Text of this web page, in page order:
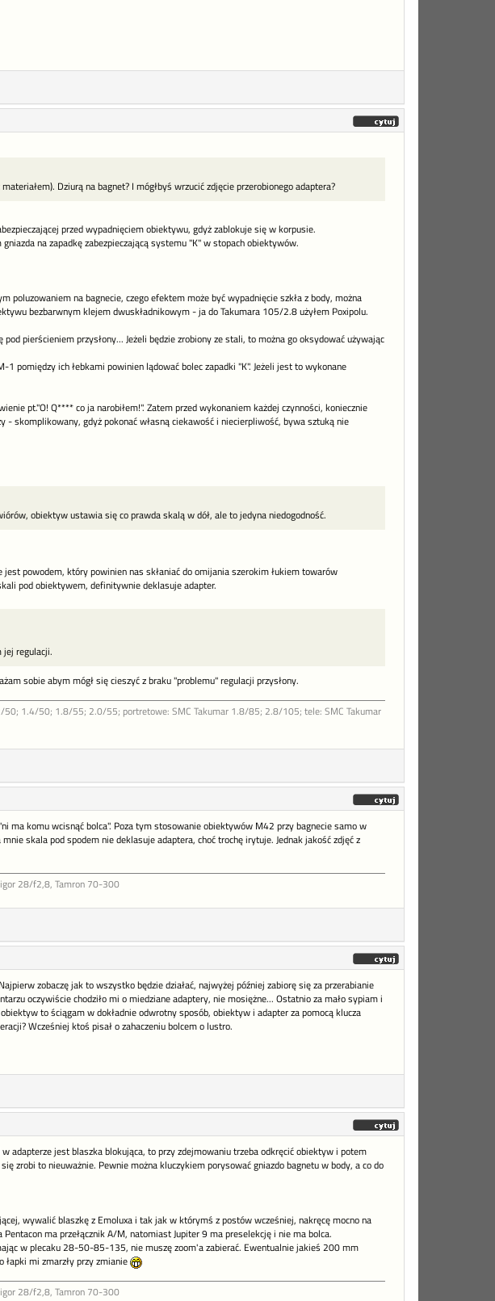
Dziurą na bagnet? I mógłbyś wrzucić zdjęcie przerobionego adaptera?
przed wypadnięciem obiektywu, gdyż zablokuje się w korpusie.
na zapadkę zabezpieczającą systemu "K" w stopach obiektywów.
poluzowaniem na bagnecie, czego efektem może być wypadnięcie szkła z body, można
bezbarwnym klejem dwuskładnikowym - ja do Takumara 105/2.8 użyłem Poxipolu.
pierścieniem przysłony... Jeżeli będzie zrobiony ze stali, to można go oksydować używając
pomiędzy ich łebkami powinien lądować bolec zapadki "K". Jeżeli jest to wykonane
pt."O! Q**** co ja narobiłem!". Zatem przed wykonaniem każdej czynności, koniecznie
skomplikowany, gdyż pokonać własną ciekawość i niecierpliwość, bywa sztuką nie
obiektyw ustawia się co prawda skalą w dół, ale to jedyna niedogodność.
powodem, który powinien nas skłaniać do omijania szerokim łukiem towarów
pod obiektywem, definitywnie deklasuje adapter.
jej regulacji.
sobie abym mógł się cieszyć z braku "problemu" regulacji przysłony.
1.4/50; 1.8/55; 2.0/55; portretowe: SMC Takumar 1.8/85; 2.8/105; tele: SMC Takumar
ma komu wcisnąć bolca". Poza tym stosowanie obiektywów M42 przy bagnecie samo w
skala pod spodem nie deklasuje adaptera, choć trochę irytuje. Jednak jakość zdjęć z
28/f2,8, Tamron 70-300
zobaczę jak to wszystko będzie działać, najwyżej później zabiorę się za przerabianie
oczywiście chodziło mi o miedziane adaptery, nie mosiężne... Ostatnio za mało sypiam i
to ściągam w dokładnie odwrotny sposób, obiektyw i adapter za pomocą klucza
Wcześniej ktoś pisał o zahaczeniu bolcem o lustro.
adapterze jest blaszka blokująca, to przy zdejmowaniu trzeba odkręcić obiektyw i potem
zrobi to nieuważnie. Pewnie można kluczykiem porysować gniazdo bagnetu w body, a co do
wywalić blaszkę z Emoluxa i tak jak w którymś z postów wcześniej, nakręcę mocno na
ma przełącznik A/M, natomiast Jupiter 9 ma preselekcję i nie ma bolca.
w plecaku 28-50-85-135, nie muszę zoom'a zabierać. Ewentualnie jakieś 200 mm
łapki mi zmarzły przy zmianie
28/f2,8, Tamron 70-300